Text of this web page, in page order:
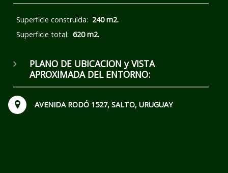
Superficie construída: 240 m2.
Superficie total: 620 m2.
PLANO DE UBICACION y VISTA
APROXIMADA DEL ENTORNO:
AVENIDA RODÓ 1527, SALTO, URUGUAY